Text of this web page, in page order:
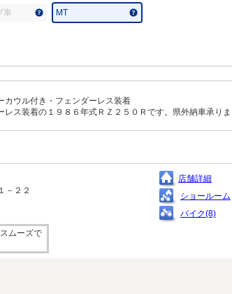
車 MT
カウル付き・フェンダーレス装着
ス装着の１９８６年式ＲＺ２５０Ｒです。県外納車承りま
－２２
ムーズで
店舗詳細
ショールーム
バイク(8)